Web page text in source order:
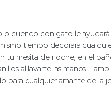
o cuenco con gato le ayudará
tiempo decorará
tu mesita de noche, en el
al lavarte las manos.
para cualquier amante de la